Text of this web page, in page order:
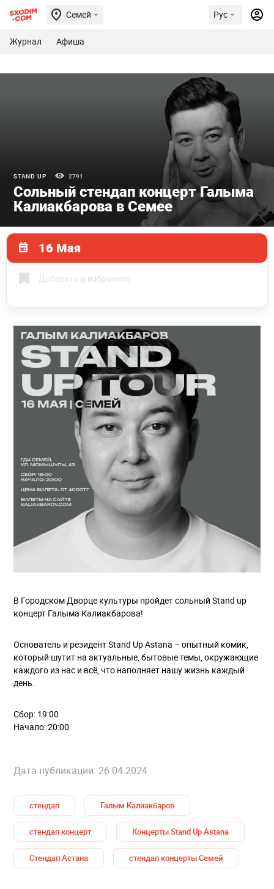
Семей Рус
Журнал Афиша
STAND UP 2791
Сольный стендап концерт Галыма
Калиакбарова в Семее
16 Мая
Добавить в избранное
В Городском Дворце культуры пройдет сольный Stand up
концерт Галыма Калиакбарова!
Основатель и резидент Stand Up Astana – опытный комик,
который шутит на актуальные, бытовые темы, окружающие
каждого из нас и всё, что наполняет нашу жизнь каждый
день.
Сбор: 19:00
Начало: 20:00
Дата публикации: 26.04.2024
стендап Галым Калиакбаров
стендап концерт Концерты Stand Up Astana
Стендап Астана стендап концерты Семей